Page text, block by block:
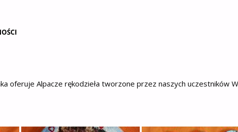
oferuje Alpacze rękodzieła tworzone przez naszych uczestników